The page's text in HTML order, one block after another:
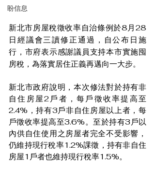
盼信息
新北市房屋稅徵收率自治條例於8月28
日經議會三讀修正通過，自公布日施
行，市府表示感謝議員支持本市實施囤
房稅，為落實居住正義再邁向一大步。
新北市政府說明，本次修法對於持有非
自住房屋2戶者，每戶徵收率提高至
2.4%，持有3戶非自住房屋以上者，每
戶徵收率提高至3.6%。至於持有3戶以
內供自住使用之房屋者完全不受影響，
仍維持現行稅率1.2%課徵，持有非自住
房屋1戶者也維持現行稅率1.5%。